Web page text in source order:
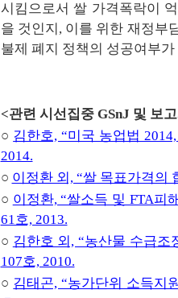
시킴으로서 쌀 가격폭락이
을 것인지, 이를 위한 재정부
불제 폐지 정책의 성공여부
<관련 시선집중 GSnJ 및 보
○ 김한호, “미국 농업법
2014.
○ 이정환 외, “쌀 목표가격의
○ 이정환, “쌀소득 및 FTA피
61호, 2013.
○ 김한호 외, “농산물 수급조
107호, 2010.
○ 김태곤, “농가단위 소득지